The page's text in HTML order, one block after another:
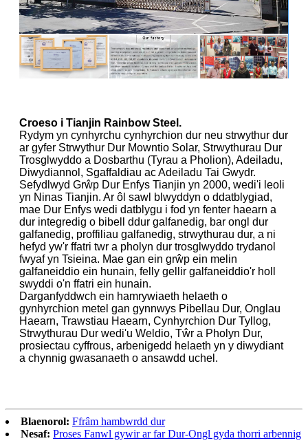
Croeso i Tianjin Rainbow Steel.
Rydym yn cynhyrchu cynhyrchion dur neu strwythur dur
ar gyfer Strwythur Dur Mowntio Solar, Strwythurau Dur
Trosglwyddo a Dosbarthu (Tyrau a Pholion), Adeiladu,
Diwydiannol, Sgaffaldiau ac Adeiladu Tai Gwydr.
Sefydlwyd Grŵp Dur Enfys Tianjin yn 2000, wedi'i leoli
yn Ninas Tianjin. Ar ôl sawl blwyddyn o ddatblygiad,
mae Dur Enfys wedi datblygu i fod yn fenter haearn a
dur integredig o bibell ddur galfanedig, bar ongl dur
galfanedig, proffiliau galfanedig, strwythurau dur, a ni
hefyd yw'r ffatri twr a pholyn dur trosglwyddo trydanol
fwyaf yn Tsieina. Mae gan ein grŵp ein melin
galfaneiddio ein hunain, felly gellir galfaneiddio'r holl
swyddi o'n ffatri ein hunain.
Darganfyddwch ein hamrywiaeth helaeth o
gynhyrchion metel gan gynnwys Pibellau Dur, Onglau
Haearn, Trawstiau Haearn, Cynhyrchion Dur Tyllog,
Strwythurau Dur wedi'u Weldio, Tŵr a Pholyn Dur,
prosiectau cyffrous, arbenigedd helaeth yn y diwydiant
a chynnig gwasanaeth o ansawdd uchel.
Blaenorol: Ffrâm hambwrdd dur
Nesaf: Proses Fanwl gywir ar far Dur-Ongl gyda thorri arbennig